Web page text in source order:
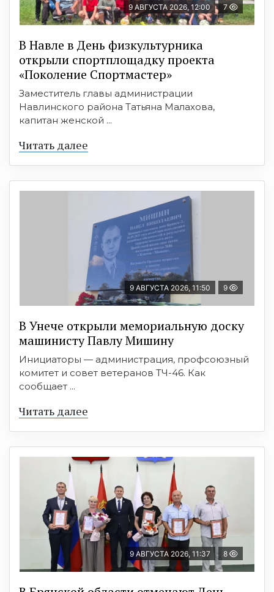
9 АВГУСТА 2026, 12:00 7
В Навле в День физкультурника
открыли спортплощадку проекта
«Поколение Спортмастер»
Заместитель главы администрации
Навлинского района Татьяна Малахова,
капитан женской ...
Читать далее
9 АВГУСТА 2026, 11:50 9
В Унече открыли мемориальную доску
машинисту Павлу Мишину
Инициаторы — администрация, профсоюзный
комитет и совет ветеранов ТЧ-46. Как
сообщает ...
Читать далее
9 АВГУСТА 2026, 11:37 8